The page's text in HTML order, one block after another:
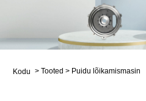
Kodu > Tooted > Puidu lõikamismasin